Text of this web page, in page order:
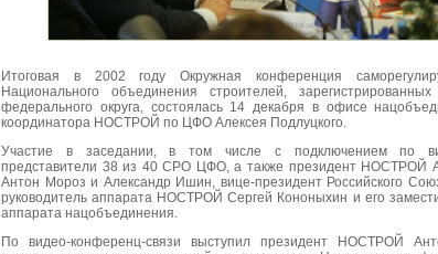
Итоговая в 2002 году Окружная конференция
Национального объединения строителей,
федерального округа, состоялась 14 декабря в офисе
координатора НОСТРОЙ по ЦФО Алексея Подлуцкого.
Участие в заседании, в том числе с подключением по
представители 38 из 40 СРО ЦФО, а также президент НОСТРОЙ
Антон Мороз и Александр Ишин, вице-президент Российского
руководитель аппарата НОСТРОЙ Сергей Кононыхин и его
аппарата нацобъединения.
По видео-конференц-связи выступил президент НОСТРОЙ